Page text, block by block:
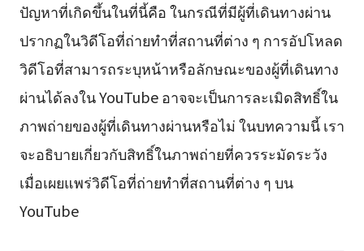
ปัญหาที่เกิดขึ้นในที่นี้คือ ในกรณีที่มีผู้ที่เดินทางผ่าน
ปรากฏในวิดีโอที่ถ่ายทำที่สถานที่ต่าง ๆ การอัปโหลด
วิดีโอที่สามารถระบุหน้าหรือลักษณะของผู้ที่เดินทาง
ผ่านได้ลงใน YouTube อาจจะเป็นการละเมิดสิทธิ์ใน
ภาพถ่ายของผู้ที่เดินทางผ่านหรือไม่ ในบทความนี้ เรา
จะอธิบายเกี่ยวกับสิทธิ์ในภาพถ่ายที่ควรระมัดระวัง
เมื่อเผยแพร่วิดีโอที่ถ่ายทำที่สถานที่ต่าง ๆ บน
YouTube